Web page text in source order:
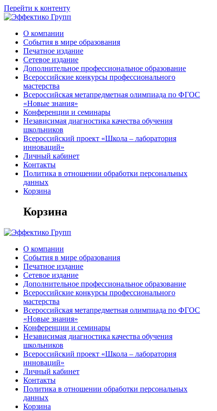
Перейти к контенту
О компании
События в мире образования
Печатное издание
Сетевое издание
Дополнительное профессиональное образование
Всероссийские конкурсы профессионального
мастерства
Всероссийская метапредметная олимпиада по ФГОС
«Новые знания»
Конференции и семинары
Независимая диагностика качества обучения
школьников
Всероссийский проект «Школа – лаборатория
инноваций»
Личный кабинет
Контакты
Политика в отношении обработки персональных
данных
Корзина
Корзина
О компании
События в мире образования
Печатное издание
Сетевое издание
Дополнительное профессиональное образование
Всероссийские конкурсы профессионального
мастерства
Всероссийская метапредметная олимпиада по ФГОС
«Новые знания»
Конференции и семинары
Независимая диагностика качества обучения
школьников
Всероссийский проект «Школа – лаборатория
инноваций»
Личный кабинет
Контакты
Политика в отношении обработки персональных
данных
Корзина